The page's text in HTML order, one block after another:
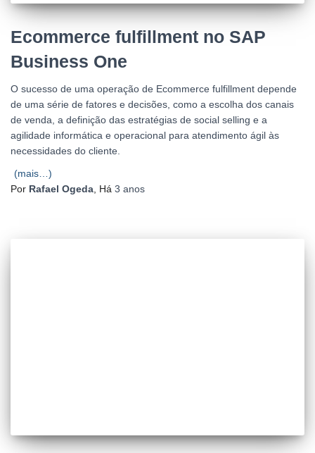
Ecommerce fulfillment no SAP
Business One
O sucesso de uma operação de Ecommerce fulfillment depende
de uma série de fatores e decisões, como a escolha dos canais
de venda, a definição das estratégias de social selling e a
agilidade informática e operacional para atendimento ágil às
necessidades do cliente.
(mais…)
Por Rafael Ogeda , Há 3 anos